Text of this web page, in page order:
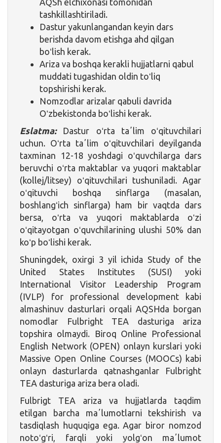
tashkillashtiriladi.
Dastur yakunlangandan keyin dars
berishda davom etishga ahd qilgan
boʻlish kerak.
Ariza va boshqa kerakli hujjatlarni qabul
muddati tugashidan oldin toʻliq
topshirishi kerak.
Nomzodlar arizalar qabuli davrida
Oʻzbekistonda boʻlishi kerak.
Eslatma:Dastur oʻrta taʼlim oʻqituvchilari
uchun. Oʻrta taʼlim oʻqituvchilari deyilganda
taxminan 12-18 yoshdagi oʻquvchilarga dars
beruvchi oʻrta maktablar va yuqori maktablar
(kollej/litsey) oʻqituvchilari tushuniladi. Agar
oʻqituvchi boshqa sinflarga (masalan,
boshlangʻich sinflarga) ham bir vaqtda dars
bersa, oʻrta va yuqori maktablarda oʻzi
oʻqitayotgan oʻquvchilarining ulushi 50% dan
koʻp boʻlishi kerak.
Shuningdek, oxirgi 3 yil ichida Study of the
United States Institutes (SUSI) yoki
International Visitor Leadership Program
(IVLP) for professional development kabi
almashinuv dasturlari orqali AQSHda borgan
nomodlar Fulbright TEA dasturiga ariza
topshira olmaydi. Biroq Online Professional
English Network (OPEN) onlayn kurslari yoki
Massive Open Online Courses (MOOCs) kabi
onlayn dasturlarda qatnashganlar Fulbright
TEA dasturiga ariza bera oladi.
Fulbrigt TEA ariza va hujjatlarda taqdim
etilgan barcha maʼlumotlarni tekshirish va
tasdiqlash huquqiga ega. Agar biror nomzod
notoʻgʻri, farqli yoki yolgʻon maʼlumot